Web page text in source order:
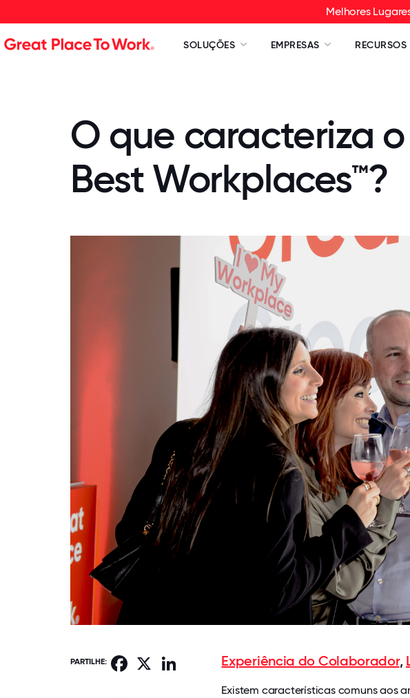
Melhores
SOLUÇÕES EMPRESAS RECURSOS
O que caracteriza
Best Workplaces™?
PARTILHE: Facebook Experiência do Colaborador,
Existem características comuns aos